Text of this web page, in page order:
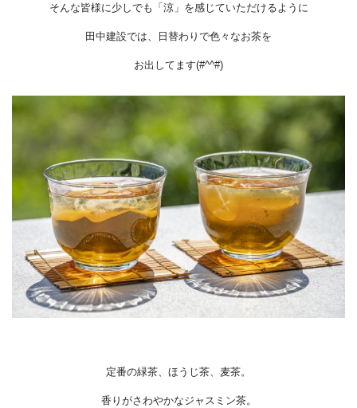
そんな皆様に少しでも「涼」を感じていただけるように
田中建設では、日替わりで色々なお茶を
お出してます(#^^#)
定番の緑茶、ほうじ茶、麦茶。
香りがさわやかなジャスミン茶。